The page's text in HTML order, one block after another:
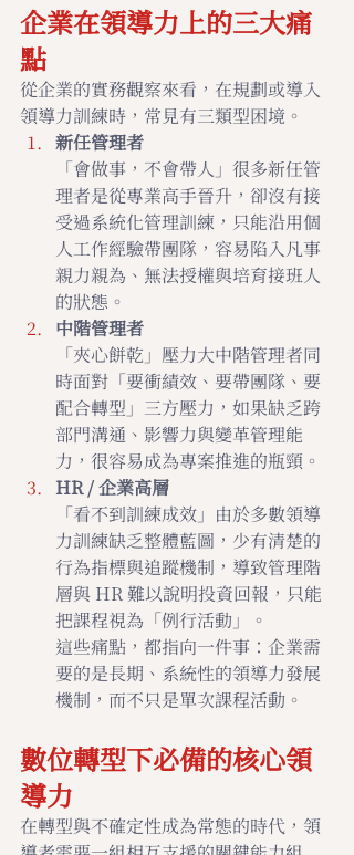
企業在領導力上的三大痛
點
從企業的實務觀察來看，在規劃或導入
領導力訓練時，常見有三類型困境。
新任管理者
「會做事，不會帶人」很多新任管
理者是從專業高手晉升，卻沒有接
受過系統化管理訓練，只能沿用個
人工作經驗帶團隊，容易陷入凡事
親力親為、無法授權與培育接班人
的狀態。
中階管理者
「夾心餅乾」壓力大中階管理者同
時面對「要衝績效、要帶團隊、要
配合轉型」三方壓力，如果缺乏跨
部門溝通、影響力與變革管理能
力，很容易成為專案推進的瓶頸。
HR / 企業高層
「看不到訓練成效」由於多數領導
力訓練缺乏整體藍圖，少有清楚的
行為指標與追蹤機制，導致管理階
層與 HR 難以說明投資回報，只能
把課程視為「例行活動」。
這些痛點，都指向一件事：企業需
要的是長期、系統性的領導力發展
機制，而不只是單次課程活動。
數位轉型下必備的核心領
導力
在轉型與不確定性成為常態的時代，領